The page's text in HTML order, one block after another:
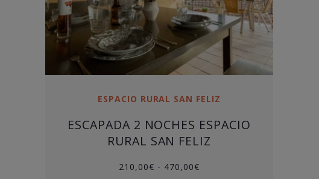
ESPACIO RURAL SAN FELIZ
ESCAPADA 2 NOCHES ESPACIO
RURAL SAN FELIZ
210,00€ - 470,00€Rango